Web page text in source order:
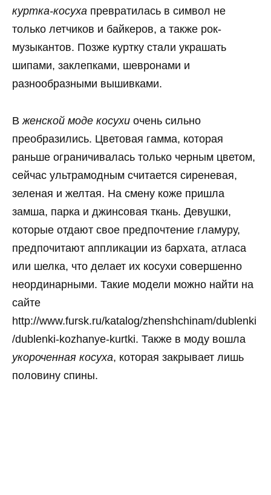
куртка-косуха превратилась в символ не
только летчиков и байкеров, а также рок-
музыкантов. Позже куртку стали украшать
шипами, заклепками, шевронами и
разнообразными вышивками.
В женской моде косухи очень сильно
преобразились. Цветовая гамма, которая
раньше ограничивалась только черным цветом,
сейчас ультрамодным считается сиреневая,
зеленая и желтая. На смену коже пришла
замша, парка и джинсовая ткань. Девушки,
которые отдают свое предпочтение гламуру,
предпочитают аппликации из бархата, атласа
или шелка, что делает их косухи совершенно
неординарными. Такие модели можно найти на
сайте
http://www.fursk.ru/katalog/zhenshchinam/dublenki
/dublenki-kozhanye-kurtki. Также в моду вошла
укороченная косуха, которая закрывает лишь
половину спины.